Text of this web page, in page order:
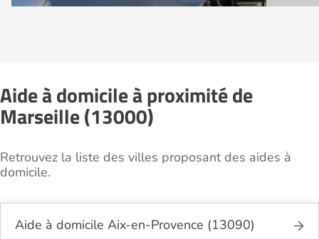
Aide à domicile à proximité de
Marseille (13000)
Retrouvez la liste des villes proposant des aides à
domicile.
Aide à domicile Aix-en-Provence (13090)